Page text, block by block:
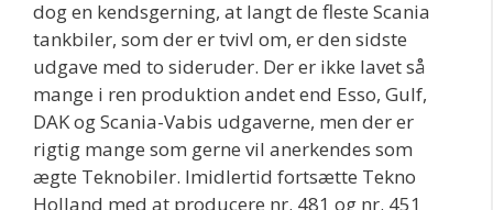
dog en kendsgerning, at langt de fleste Scania
tankbiler, som der er tvivl om, er den sidste
udgave med to sideruder. Der er ikke lavet så
mange i ren produktion andet end Esso, Gulf,
DAK og Scania-Vabis udgaverne, men der er
rigtig mange som gerne vil anerkendes som
ægte Teknobiler. Imidlertid fortsætte Tekno
Holland med at producere nr. 481 og nr. 451